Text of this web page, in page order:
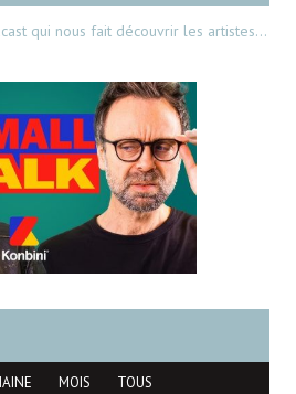
qui nous fait découvrir les artistes…
MOIS TOUS